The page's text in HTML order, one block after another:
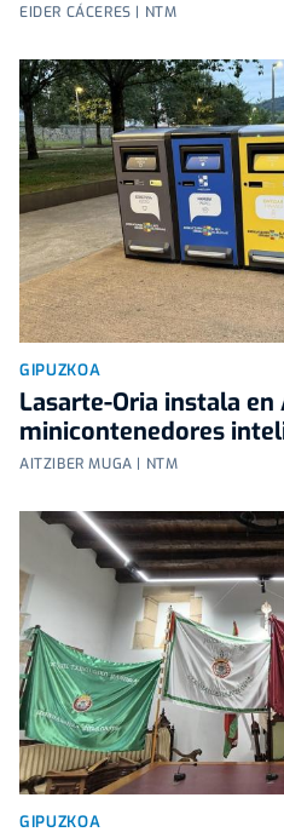
EIDER CÁCERES | NTM
GIPUZKOA
Lasarte-Oria instala
minicontenedores
AITZIBER MUGA | NTM
GIPUZKOA